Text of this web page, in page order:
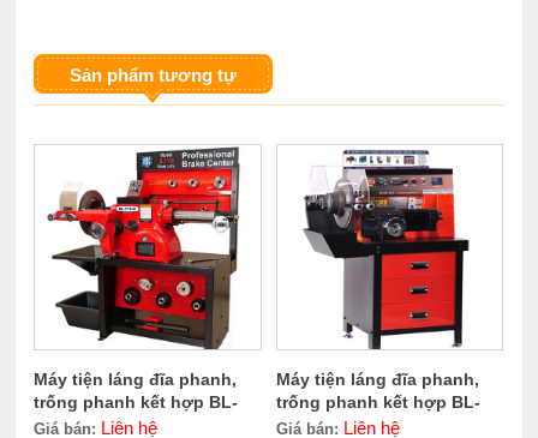
Sản phẩm tương tự
Máy tiện láng đĩa phanh,
trống phanh kết hợp BL-
711LD
Giá bán: Liên hệ
Máy tiện láng đĩa phanh,
trống phanh kết hợp BL-
580LD
Giá bán: Liên hệ